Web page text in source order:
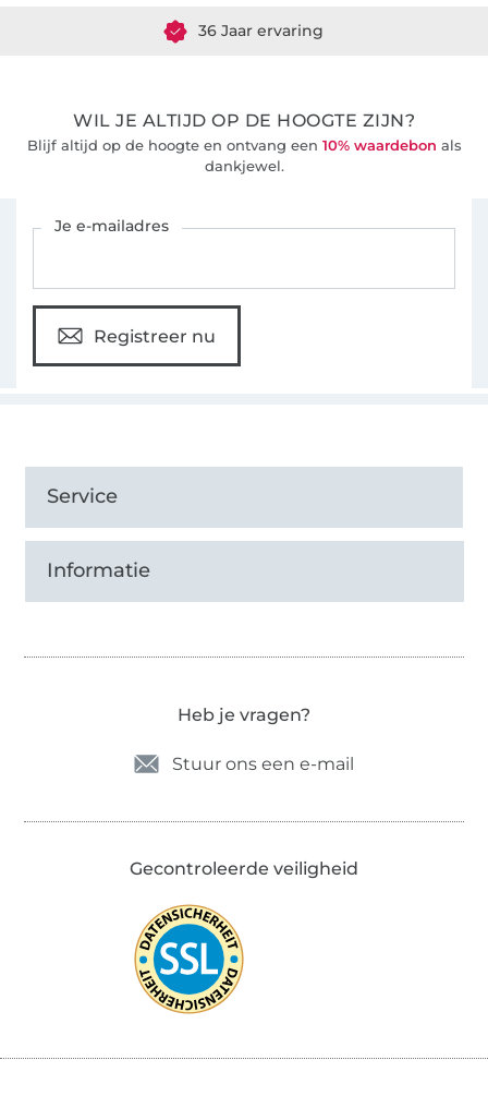
36 Jaar ervaring
WIL JE ALTIJD OP DE HOOGTE ZIJN?
Blijf altijd op de hoogte en ontvang een 10% waardebon als
dankjewel.
Je e-mailadres
Registreer nu
Service
Informatie
Heb je vragen?
Stuur ons een e-mail
Gecontroleerde veiligheid